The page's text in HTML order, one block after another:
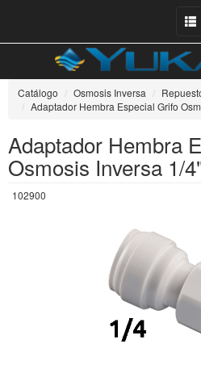
Catálogo Osmosis Inversa
Adaptador Hembra Especial Grifo
Adaptador Hembra
Osmosis Inversa 1/
102900